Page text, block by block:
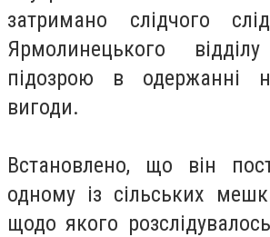
затримано слідчого
Ярмолинецького
підозрою в одержанні
вигоди.
Встановлено, що він
одному із сільських
щодо якого